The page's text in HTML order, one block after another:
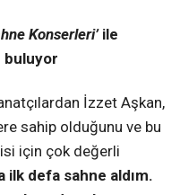
Konserleri’ile
buluyor
İzzet Aşkan,
sahip olduğunu ve bu
için çok değerli
ilk defa sahne aldım.